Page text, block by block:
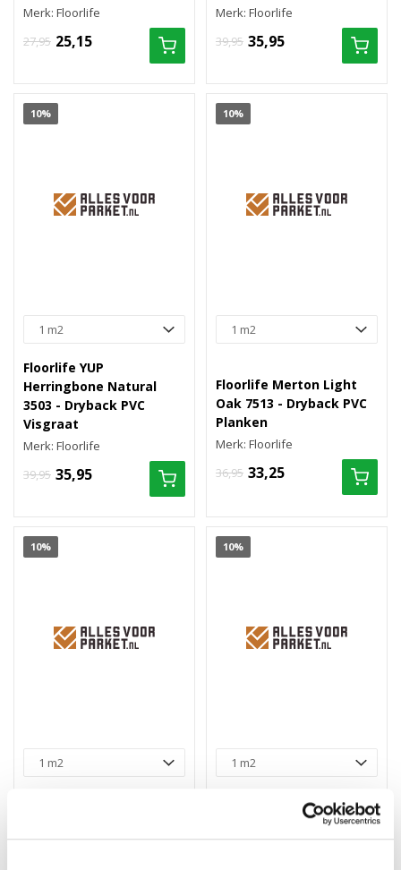
Merk: Floorlife
27,95 25,15
Merk: Floorlife
39,95 35,95
10%
Floorlife YUP
Herringbone Natural
3503 - Dryback PVC
Visgraat
Merk: Floorlife
39,95 35,95
10%
Floorlife Merton Light
Oak 7513 - Dryback PVC
Planken
Merk: Floorlife
36,95 33,25
10%
Planken
10%
Floorlife Leyton Natural
Oak 1822 - Dryback PVC
Planken